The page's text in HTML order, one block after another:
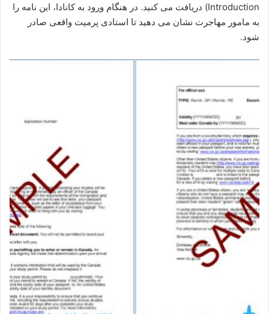
Introduction) دریافت می‌ کنید. در هنگام ورود به کانادا، این نامه را
به مامور مهاجرت نشان می‌ دهید تا استادی پرمیت واقعی صادر
شود.